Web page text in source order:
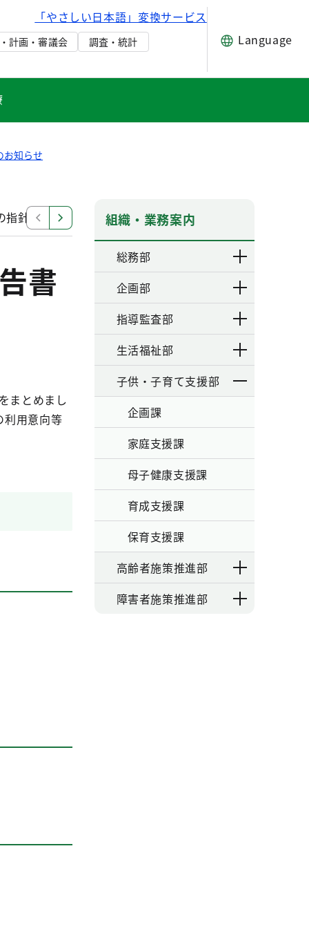
「やさしい日本語」変換サービス
計画・審議会 調査・統計 Language
お知らせ
指針別冊） 避難所管理運営の指針（平成30年3月版）
書
まとめまし
利用意向等
組織・業務案内
総務部
企画部
指導監査部
生活福祉部
子供・子育て支援部
企画課
家庭支援課
母子健康支援課
育成支援課
保育支援課
高齢者施策推進部
障害者施策推進部